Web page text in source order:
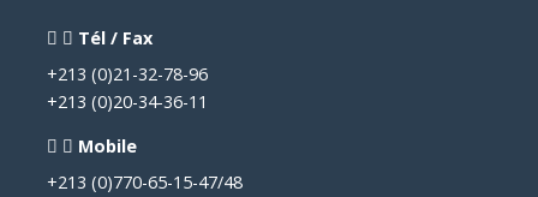
Tél / Fax
+213 (0)21-32-78-96
+213 (0)20-34-36-11
Mobile
+213 (0)770-65-15-47/48